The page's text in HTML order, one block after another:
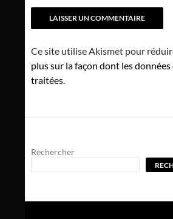
Ce site utilise Akismet pour
plus sur la façon dont les
traitées.
Rechercher